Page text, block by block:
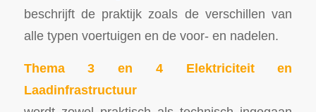
beschrijft de praktijk zoals de verschillen van
alle typen voertuigen en de voor- en nadelen.
Thema 3 en 4 Elektriciteit en
Laadinfrastructuur